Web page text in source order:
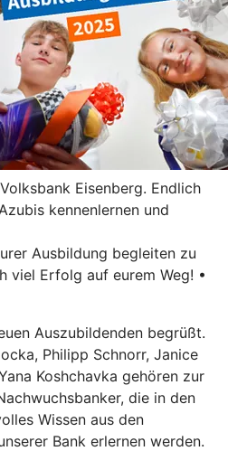
Eisenberg. Endlich
kennenlernen und
Ausbildung begleiten zu
viel Erfolg auf eurem Weg! •
Auszubildenden begrüßt.
Philipp Schnorr, Janice
Koshchavka gehören zur
die in den
Wissen aus den
Bank erlernen werden.